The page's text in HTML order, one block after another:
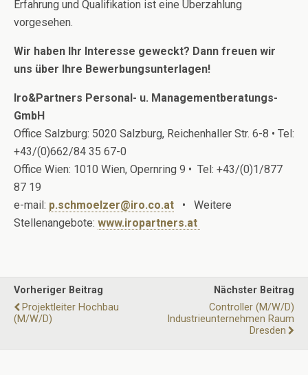
Erfahrung und Qualifikation ist eine Überzahlung
vorgesehen.
Wir haben Ihr Interesse geweckt? Dann freuen wir
uns über Ihre Bewerbungsunterlagen!
Iro&Partners Personal- u. Managementberatungs-
GmbH
Office Salzburg: 5020 Salzburg, Reichenhaller Str. 6-8 • Tel:
+43/(0)662/84 35 67-0
Office Wien: 1010 Wien, Opernring 9 • Tel: +43/(0)1/877
87 19
e-mail: p.schmoelzer@iro.co.at • Weitere
Stellenangebote: www.iropartners.at
Vorheriger Beitrag
Projektleiter Hochbau
(m/w/d)
Nächster Beitrag
Controller (m/w/d)
Industrieunternehmen Raum
Dresden